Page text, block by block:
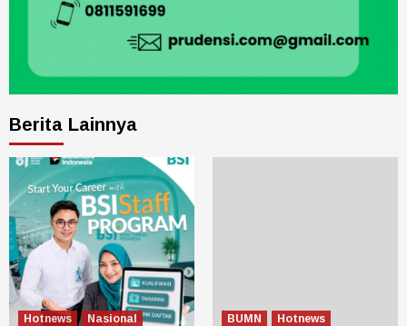
Berita Lainnya
Hotnews
Nasional
BUMN
Hotnews